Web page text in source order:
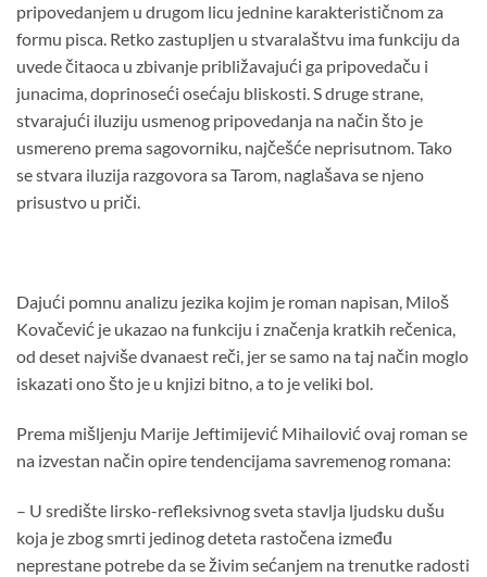
pripovedanjem u drugom licu jednine karakterističnom za
formu pisca. Retko zastupljen u stvaralaštvu ima funkciju da
uvede čitaoca u zbivanje približavajući ga pripovedaču i
junacima, doprinoseći osećaju bliskosti. S druge strane,
stvarajući iluziju usmenog pripovedanja na način što je
usmereno prema sagovorniku, najčešće neprisutnom. Tako
se stvara iluzija razgovora sa Tarom, naglašava se njeno
prisustvo u priči.
Dajući pomnu analizu jezika kojim je roman napisan, Miloš
Kovačević je ukazao na funkciju i značenja kratkih rečenica,
od deset najviše dvanaest reči, jer se samo na taj način moglo
iskazati ono što je u knjizi bitno, a to je veliki bol.
Prema mišljenju Marije Jeftimijević Mihailović ovaj roman se
na izvestan način opire tendencijama savremenog romana:
– U središte lirsko-refleksivnog sveta stavlja ljudsku dušu
koja je zbog smrti jedinog deteta rastočena između
neprestane potrebe da se živim sećanjem na trenutke radosti